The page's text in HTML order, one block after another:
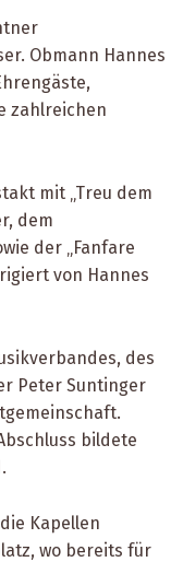
Obmann Hannes
zahlreichen
mit „Treu dem
dem
der „Fanfare
von Hannes
des
Peter Suntinger
bildete
Kapellen
wo bereits für